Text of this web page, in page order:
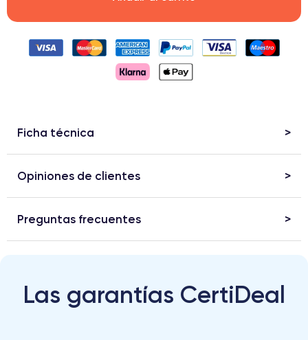
Ficha técnica
Opiniones de clientes
Preguntas frecuentes
Las garantías CertiDeal